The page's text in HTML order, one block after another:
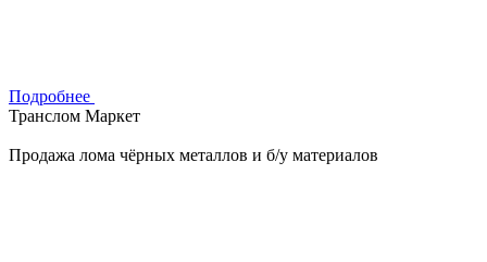
Подробнее
Транслом Маркет
Продажа лома чёрных металлов и б/у материалов